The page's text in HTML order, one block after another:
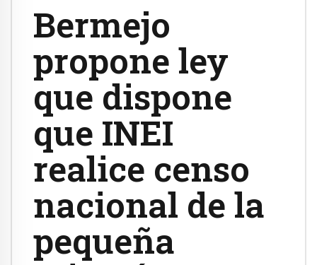
Bermejo
propone ley
que dispone
que INEI
realice censo
nacional de la
pequeña